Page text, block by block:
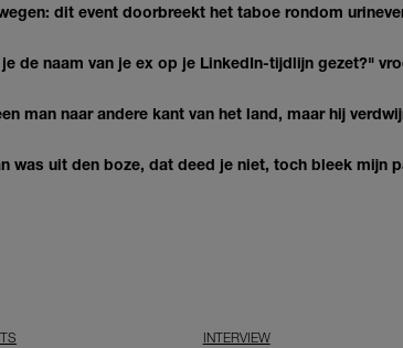
dit event doorbreekt het taboe rondom
de naam van je ex op je LinkedIn-tijdlijn gezet?"
man naar andere kant van het land, maar hij
was uit den boze, dat deed je niet, toch bleek mijn
INTERVIEW